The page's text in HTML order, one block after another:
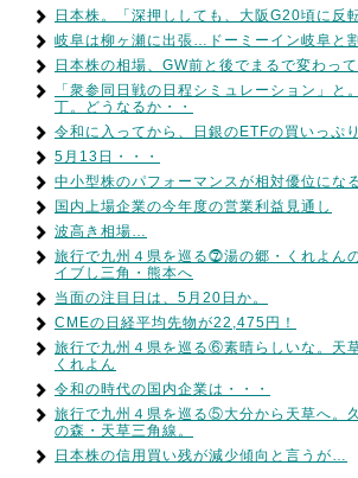
日本株。「深押ししても、大阪G20頃に反
岐阜は柳ヶ瀬に出張…ドーミーイン岐阜と
日本株の相場、GW前と後でまるで変わっ
「衆参同日戦の日程シミュレーション」と
丁。どうなるか・・
令和に入ってから、日銀のETFの買いっぷ
5月13日・・・
中小型株のパフォーマンスが相対優位にな
国内上場企業の今年度の営業利益見通し
波高き相場…
旅行で九州４県を巡る⓻湯の郷・くれよん
イブし三角・熊本へ
当面の注目日は、5月20日か。
CMEの日経平均先物が22,475円！
旅行で九州４県を巡る⑥素晴らしいな。天
くれよん
令和の時代の国内企業は・・・
旅行で九州４県を巡る⑤大分から天草へ。
の森・天草三角線。
日本株の信用買い残が減少傾向と言うが…